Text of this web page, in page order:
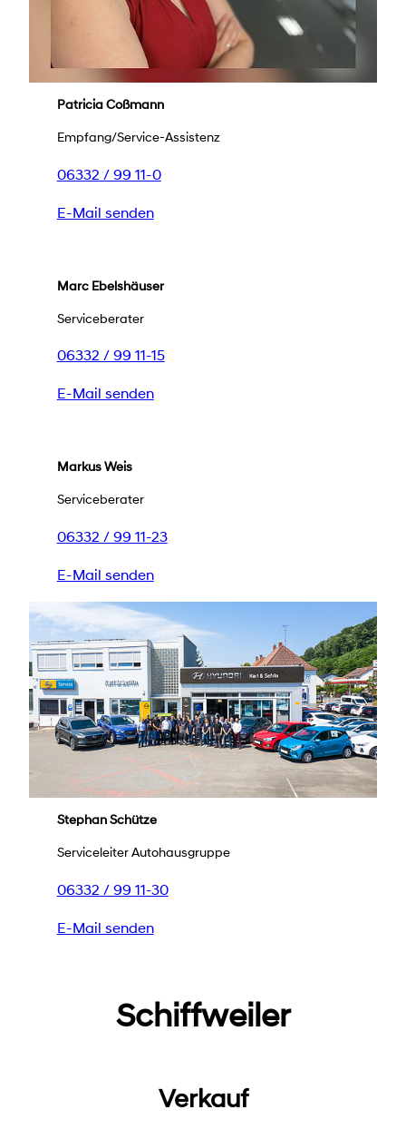
Patricia Coßmann
Empfang/Service-Assistenz
06332 / 99 11-0
E-Mail senden
Marc Ebelshäuser
Serviceberater
06332 / 99 11-15
E-Mail senden
Markus Weis
Serviceberater
06332 / 99 11-23
E-Mail senden
Stephan Schütze
Serviceleiter Autohausgruppe
06332 / 99 11-30
E-Mail senden
Schiffweiler
Verkauf